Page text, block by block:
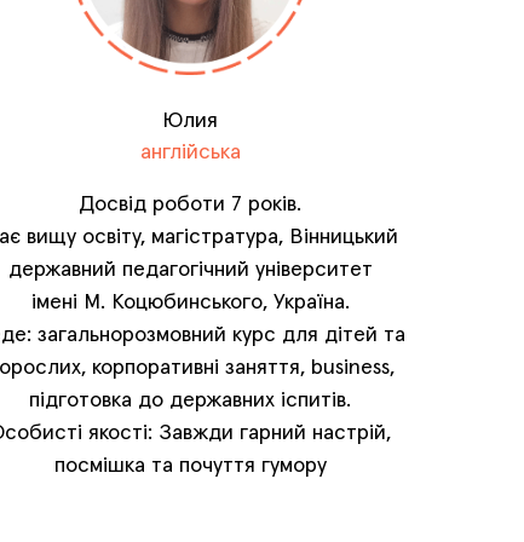
Досвід роботи 7 років.
вищу освіту, магістратура, Вінницький
державний педагогічний університет
імені М. Коцюбинського, Україна.
загальнорозмовний курс для дітей та
корпоративні заняття, business,
підготовка до державних іспитів.
якості: Завжди гарний настрій,
посмішка та почуття гумору
Юлия
англійська